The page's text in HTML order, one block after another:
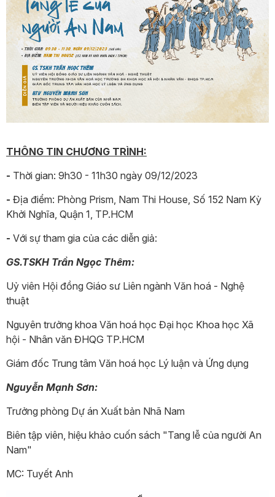
THÔNG TIN CHƯƠNG TRÌNH:
- Thời gian: 9h30 - 11h30 ngày 09/12/2023
- Địa điểm: Phòng Prism, Nam Thi House, Số 152 Nam Kỳ
Khởi Nghĩa, Quận 1, TP.HCM
- Với sự tham gia của các diễn giả:
GS.TSKH Trần Ngọc Thêm:
Uỷ viên Hội đồng Giáo sư Liên ngành Văn hoá - Nghệ
thuật
Nguyên trưởng khoa Văn hoá học Đại học Khoa học Xã
hội - Nhân văn ĐHQG TP.HCM
Giám đốc Trung tâm Văn hoá học Lý luận và Ứng dụng
Nguyễn Mạnh Sơn:
Trưởng phòng Dự án Xuất bản Nhã Nam
Biên tập viên, hiệu khảo cuốn sách "Tang lễ của người An
Nam"
MC: Tuyết Anh